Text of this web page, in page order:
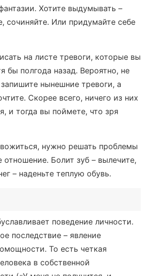
Хотите выдумывать –
сочиняйте. Или придумайте себе
на листе тревоги, которые вы
бы полгода назад. Вероятно, не
нынешние тревоги, а
Скорее всего, ничего из них
и тогда вы поймете, что зря
нужно решать проблемы
отношение. Болит зуб – вылечите,
– наденьте теплую обувь.
поведение личности.
последствие – явление
То есть четкая
в собственной